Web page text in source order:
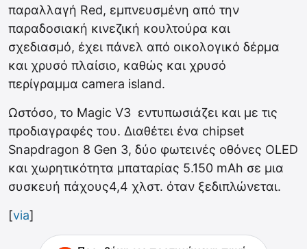
παραλλαγή Red, εμπνευσμένη από την
παραδοσιακή κινεζική κουλτούρα και
σχεδιασμό, έχει πάνελ από οικολογικό δέρμα
και χρυσό πλαίσιο, καθώς και χρυσό
περίγραμμα camera island.
Ωστόσο, το Magic V3 εντυπωσιάζει και με τις
προδιαγραφές του. Διαθέτει ένα chipset
Snapdragon 8 Gen 3, δύο φωτεινές οθόνες OLED
και χωρητικότητα μπαταρίας 5.150 mAh σε μια
συσκευή πάχους4,4 χλστ. όταν ξεδιπλώνεται.
[via]